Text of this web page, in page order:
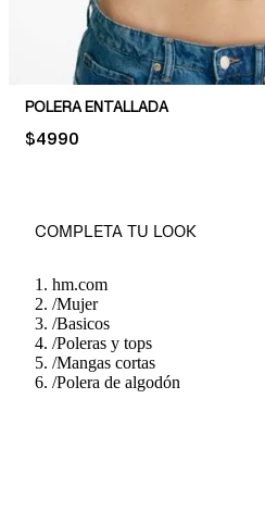
POLERA ENTALLADA
PRICE:
$4990
COMPLETA TU LOOK
hm.com
/Mujer
/Basicos
/Poleras y tops
/Mangas cortas
/Polera de algodón